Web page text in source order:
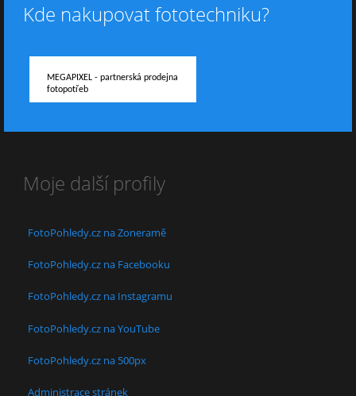
Kde nakupovat fototechniku?
MEGAPIXEL - partnerská prodejna
fotopotřeb
Moje další profily
FotoPohledy.cz na Zoneramě
FotoPohledy.cz na Facebooku
FotoPohledy.cz na Instagramu
FotoPohledy.cz na YouTube
FotoPohledy.cz na 500px
Administrace stránek